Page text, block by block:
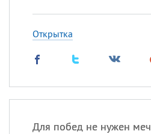
Открытка
Для побед не нужен меч